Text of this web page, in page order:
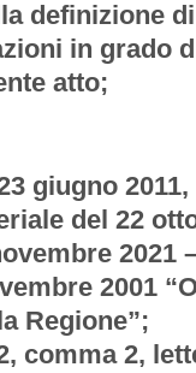
definizione
in grado
atto;
giugno 2011,
del 22
2021
2001
Regione”;
comma 2,